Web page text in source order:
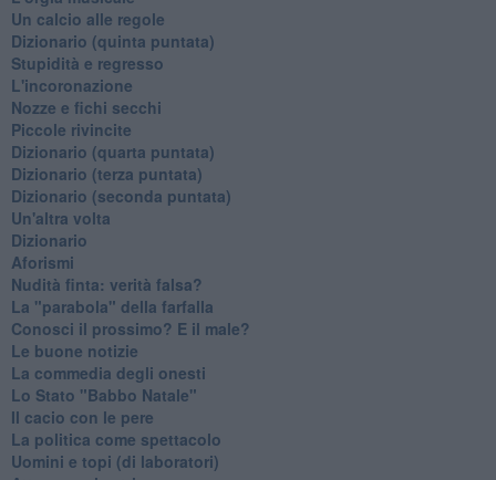
Un calcio alle regole
Dizionario (quinta puntata)
Stupidità e regresso
L'incoronazione
Nozze e fichi secchi
Piccole rivincite
​Dizionario (quarta puntata)
​Dizionario (terza puntata)
​Dizionario (seconda puntata)
Un'altra volta
Dizionario
Aforismi
Nudità finta: verità falsa?
La "parabola" della farfalla
Conosci il prossimo? E il male?
Le buone notizie
La commedia degli onesti
Lo Stato "Babbo Natale"
Il cacio con le pere
La politica come spettacolo
Uomini e topi (di laboratori)